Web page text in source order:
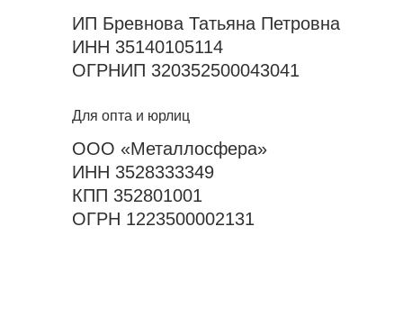
ИП Бревнова Татьяна Петровна
ИНН 35140105114
ОГРНИП 320352500043041
Для опта и юрлиц
ООО «Металлосфера»
ИНН 3528333349
КПП 352801001
ОГРН 1223500002131